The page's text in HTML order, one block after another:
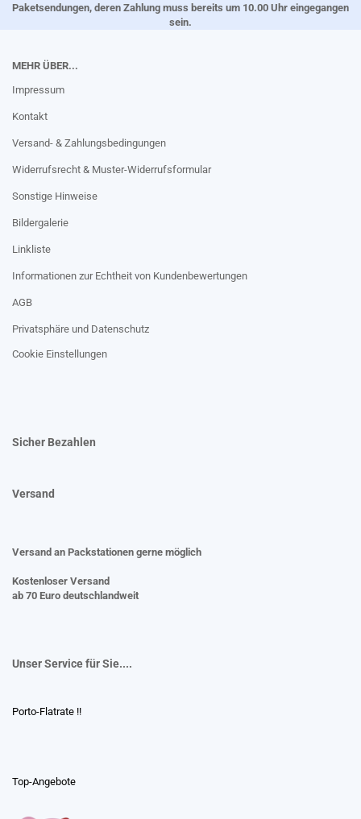
Paketsendungen, deren Zahlung muss bereits um 10.00 Uhr eingegangen
sein.
MEHR ÜBER...
Impressum
Kontakt
Versand- & Zahlungsbedingungen
Widerrufsrecht & Muster-Widerrufsformular
Sonstige Hinweise
Bildergalerie
Linkliste
Informationen zur Echtheit von Kundenbewertungen
AGB
Privatsphäre und Datenschutz
Cookie Einstellungen
Sicher Bezahlen
Versand
Versand an Packstationen gerne möglich
Kostenloser Versand
ab 70 Euro deutschlandweit
Unser Service für Sie....
Porto-Flatrate !!
Top-Angebote